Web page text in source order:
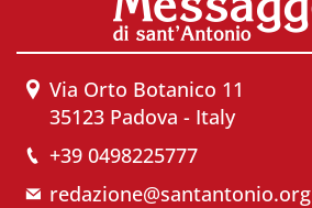
Via Orto Botanico 11
35123 Padova - Italy
+39 0498225777
redazione@santantonio.org